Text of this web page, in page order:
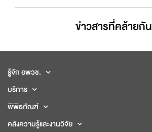
ข่าวสารที่่คล้ายกัน
รู้จัก อพวช.
บริการ
พิพิธภัณฑ์
คลังความรู้และงานวิจัย